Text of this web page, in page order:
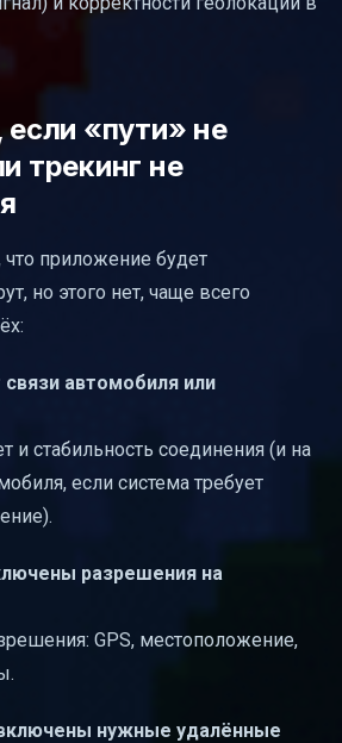
«пути» не
трекинг не
приложение будет
но этого нет, чаще всего
автомобиля или
и стабильность соединения (и на
если система требует
разрешения на
GPS, местоположение,
нужные удалённые